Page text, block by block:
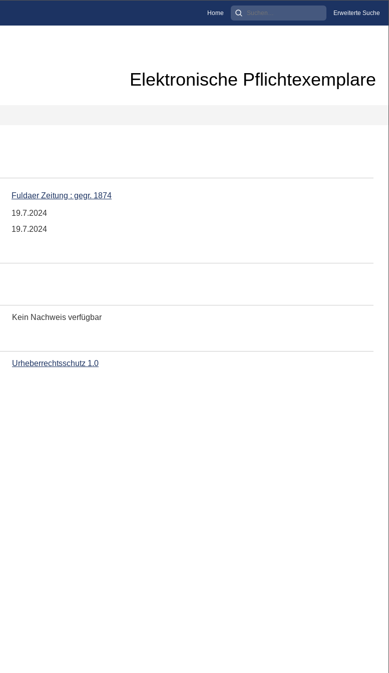
Home Erweiterte Suche
Elektronische Pflichtexemplare
Fuldaer Zeitung : gegr. 1874
19.7.2024
19.7.2024
Kein Nachweis verfügbar
Urheberrechtsschutz 1.0